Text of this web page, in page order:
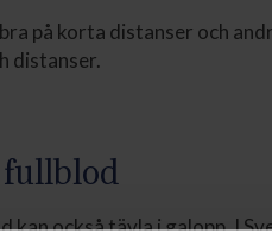
på korta distanser och
distanser.
kan också tävla i galopp. I